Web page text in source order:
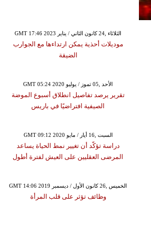
GMT 17:46 2023 الثلاثاء ,24 كانون الثاني / يناير
موديلات أحذية يمكن ارتداءها مع الجوارب
الضيقة
GMT 05:24 2020 الأحد ,05 تموز / يوليو
تقرير يرصد تفاصيل انطلاق أسبوع الموضة
الصيفية افتراضيًا في باريس
GMT 09:12 2020 السبت ,16 أيار / مايو
دراسة تؤكّد أن تغيير نمط الحياة يساعد
المرضى العقليين على العيش لفترة أطول
GMT 14:06 2019 الخميس ,26 كانون الأول / ديسمبر
وظائف تؤثر على قلب المرأة